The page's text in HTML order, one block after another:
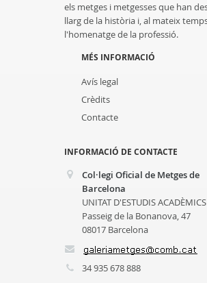
els metges i metgesses que han
llarg de la història i, al mateix
l'homenatge de la professió.
MÉS INFORMACIÓ
Avís legal
Crèdits
Contacte
INFORMACIÓ DE CONTACTE
Col·legi Oficial de Metges de
Barcelona
UNITAT D'ESTUDIS ACADÈMICS
Passeig de la Bonanova, 47
08017 Barcelona
34 935 678 888